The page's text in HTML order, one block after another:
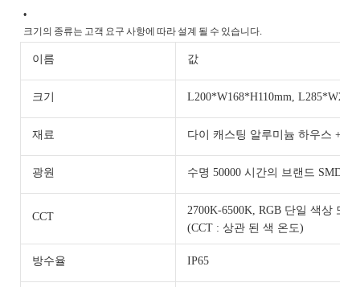
•
이름 값
크기 L200*W168*H110mm,
재료 다이 캐스팅 알루미늄 하우스 + 강
광원 수명 50000 시간의 브랜드 SMD/
CCT
2700K-6500K, RGB 단일 색상 또
(CCT : 상관 된 색 온도)
방수율 IP65